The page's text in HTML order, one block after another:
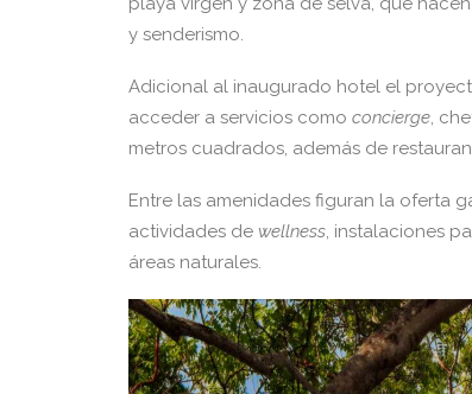
y senderismo.
Adicional al inaugurado hotel el
acceder a servicios como concierge,
metros cuadrados, además de
Entre las amenidades figuran la oferta
actividades de wellness, instalaciones
áreas naturales.